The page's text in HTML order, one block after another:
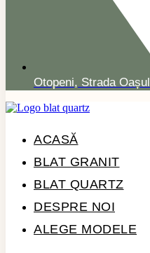
Otopeni, Strada
ACASĂ
BLAT GRANIT
BLAT QUARTZ
DESPRE NOI
ALEGE MODELE